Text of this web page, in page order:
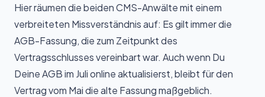
Hier räumen die beiden CMS-Anwälte mit einem
verbreiteten Missverständnis auf: Es gilt immer die
AGB-Fassung, die zum Zeitpunkt des
Vertragsschlusses vereinbart war. Auch wenn Du
Deine AGB im Juli online aktualisierst, bleibt für den
Vertrag vom Mai die alte Fassung maßgeblich.